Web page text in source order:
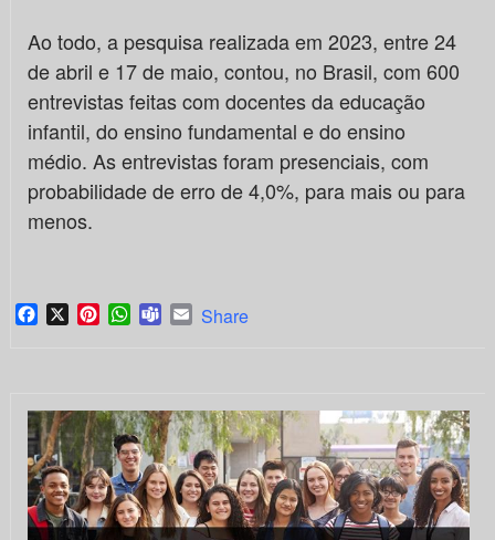
Ao todo, a pesquisa realizada em 2023, entre 24
de abril e 17 de maio, contou, no Brasil, com 600
entrevistas feitas com docentes da educação
infantil, do ensino fundamental e do ensino
médio. As entrevistas foram presenciais, com
probabilidade de erro de 4,0%, para mais ou para
menos.
Facebook
X PinterestWhatsApp
TeamsEmail
Share